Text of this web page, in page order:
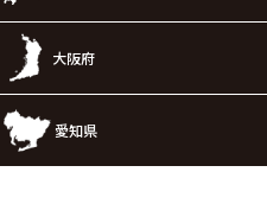
大阪府
愛知県